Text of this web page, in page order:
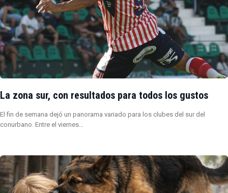
La zona sur, con resultados para todos los gustos
El fin de semana dejó un panorama variado para los clubes del sur del
conurbano. Entre el viernes…